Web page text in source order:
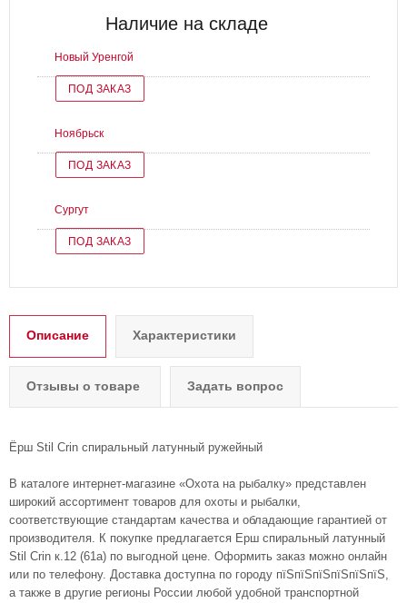
Наличие на складе
Новый Уренгой
ПОД ЗАКАЗ
Ноябрьск
ПОД ЗАКАЗ
Сургут
ПОД ЗАКАЗ
Описание Характеристики
Отзывы о товаре Задать вопрос
Ёрш Stil Crin спиральный латунный ружейный
В каталоге интернет-магазине «Охота на рыбалку» представлен
широкий ассортимент товаров для охоты и рыбалки,
соответствующие стандартам качества и обладающие гарантией от
производителя. К покупке предлагается Ерш спиральный латунный
Stil Crin к.12 (61а) по выгодной цене. Оформить заказ можно онлайн
или по телефону. Доставка доступна по городу пїЅпїЅпїЅпїЅпїЅпїЅ,
а также в другие регионы России любой удобной транспортной